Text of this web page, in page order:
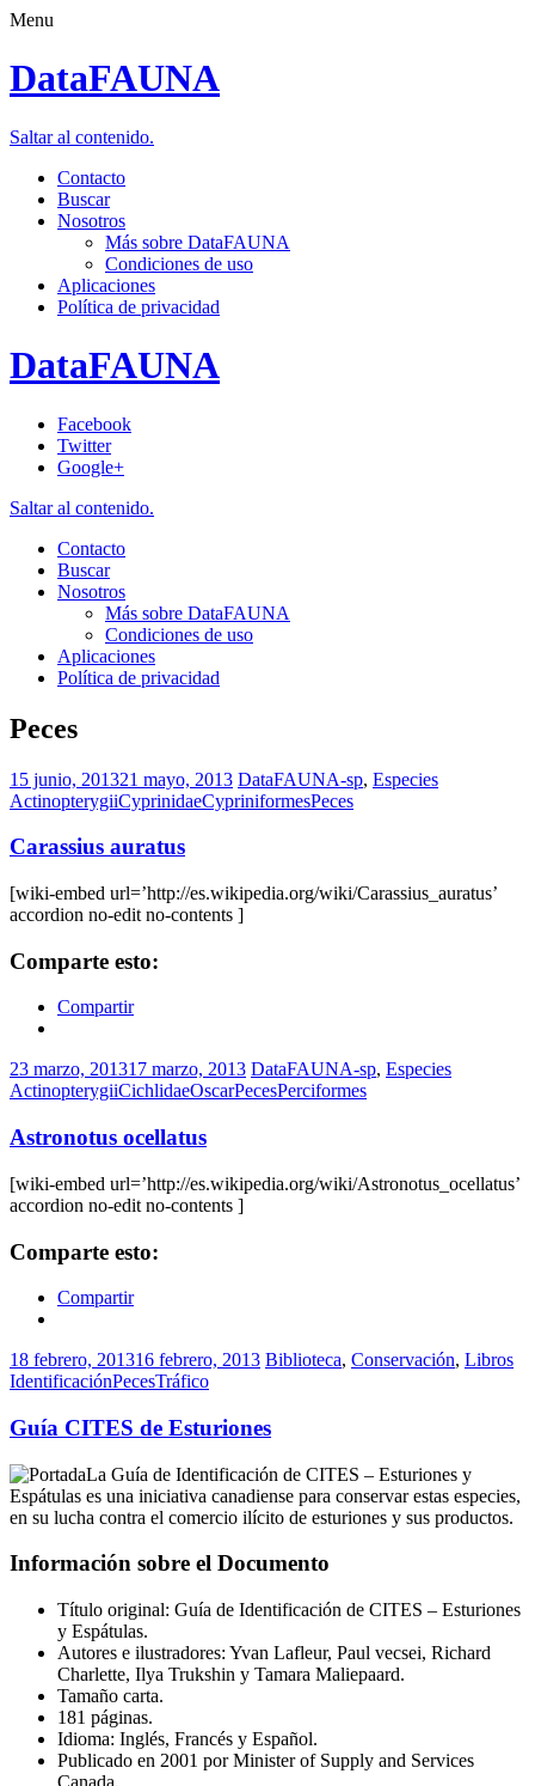
Menu
DataFAUNA
Saltar al contenido.
Contacto
Buscar
Nosotros
Más sobre DataFAUNA
Condiciones de uso
Aplicaciones
Política de privacidad
DataFAUNA
Facebook
Twitter
Google+
Saltar al contenido.
Contacto
Buscar
Nosotros
Más sobre DataFAUNA
Condiciones de uso
Aplicaciones
Política de privacidad
Peces
15 junio, 201321 mayo, 2013 DataFAUNA-sp, Especies
ActinopterygiiCyprinidaeCypriniformesPeces
Carassius auratus
[wiki-embed url=’http://es.wikipedia.org/wiki/Carassius_auratus’
accordion no-edit no-contents ]
Comparte esto:
Compartir
23 marzo, 201317 marzo, 2013 DataFAUNA-sp, Especies
ActinopterygiiCichlidaeOscarPecesPerciformes
Astronotus ocellatus
[wiki-embed url=’http://es.wikipedia.org/wiki/Astronotus_ocellatus’
accordion no-edit no-contents ]
Comparte esto:
Compartir
18 febrero, 201316 febrero, 2013 Biblioteca, Conservación, Libros
IdentificaciónPecesTráfico
Guía CITES de Esturiones
La Guía de Identificación de CITES – Esturiones y
Espátulas es una iniciativa canadiense para conservar estas especies,
en su lucha contra el comercio ilícito de esturiones y sus productos.
Información sobre el Documento
Título original: Guía de Identificación de CITES – Esturiones
y Espátulas.
Autores e ilustradores: Yvan Lafleur, Paul vecsei, Richard
Charlette, Ilya Trukshin y Tamara Maliepaard.
Tamaño carta.
181 páginas.
Idioma: Inglés, Francés y Español.
Publicado en 2001 por Minister of Supply and Services